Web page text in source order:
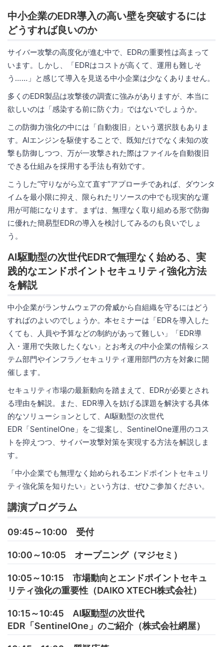
中小企業のEDR導入の高い壁を突破するには
どうすれば良いのか
サイバー攻撃の高度化が進む中で、EDRの重要性は高まって
います。しかし、「EDRはコストが高くて、運用も難しそ
う……」と感じて導入を見送る中小企業は少なくありません。
多くのEDR製品は攻撃後の調査に強みがありますが、本当に
欲しいのは「感染する前に防ぐ力」ではないでしょうか。
この防御力強化の中には「自動復旧」という選択肢もありま
す。AIエンジンを駆使することで、既知だけでなく未知の攻
撃も防御しつつ、万が一攻撃された際はファイルを自動復旧
できる仕組みを採用する手法も有効です。
こうした“守りながら立て直す”アプローチであれば、ダウンタ
イムを最小限に抑え、限られたリソースの中でも現実的な運
用が可能になります。まずは、無理なく取り組める形で防御
に優れた簡易型EDRの導入を検討してみるのも良いでしょ
う。
AI駆動型の次世代EDRで無理なく始める、実
践的なエンドポイントセキュリティ強化方法
を解説
中小企業がランサムウェアの脅威から自組織を守るにはどう
すればのよいのでしょうか。本セミナーは「EDRを導入した
くても、人員や予算などの制約があって難しい」「EDR導
入・運用で失敗したくない」とお考えの中小企業の情報シス
テム部門やインフラ／セキュリティ運用部門の方を対象に開
催します。
セキュリティ市場の最新動向を踏まえて、EDRが必要とされ
る理由を解説。また、EDR導入を妨げる課題を解決する具体
的なソリューションとして、AI駆動型の次世代
EDR「SentinelOne」をご提案し、SentinelOne運用のコス
トを抑えつつ、サイバー攻撃対策を実現する方法を解説しま
す。
「中小企業でも無理なく始められるエンドポイントセキュリ
ティ強化策を知りたい」という方は、ぜひご参加ください。
講演プログラム
09:45～10:00 受付
10:00～10:05 オープニング（マジセミ）
10:05～10:15 市場動向とエンドポイントセキュ
リティ強化の重要性（DAIKO XTECH株式会社）
10:15～10:45 AI駆動型の次世代
EDR「SentinelOne」のご紹介（株式会社網屋）